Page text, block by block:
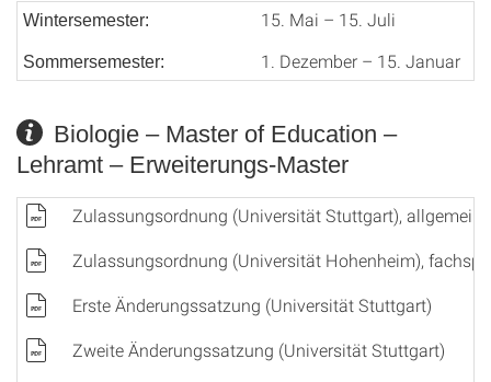
Wintersemester:
15. Mai – 15. Juli
Sommersemester: 1. Dezember – 15. Januar
Biologie – Master of Education –
Lehramt – Erweiterungs-Master
Zulassungsordnung (Universität Stuttgart),
Zulassungsordnung (Universität Hohenheim),
Erste Änderungssatzung (Universität Stuttgart)
Zweite Änderungssatzung (Universität Stuttgart)